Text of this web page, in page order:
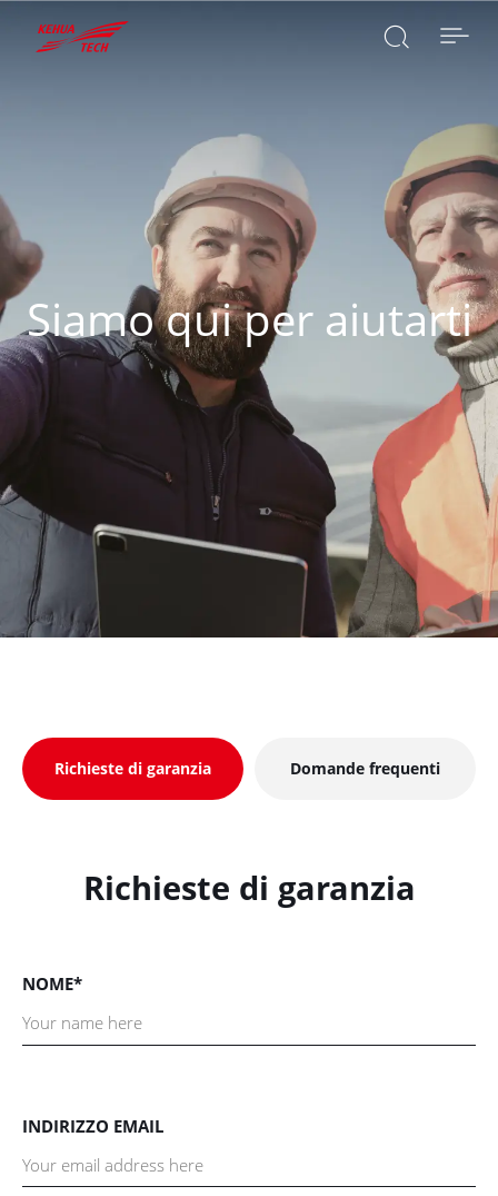

CERCA
Siamo qui per aiutarti
Richieste di garanzia Domande frequenti
Richieste di garanzia
NOME*
INDIRIZZO EMAIL